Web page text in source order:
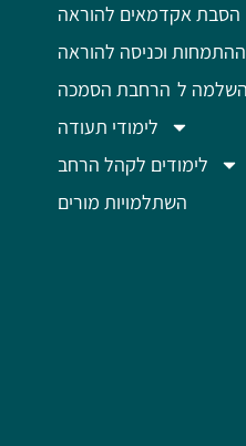
הסבת אקדמאים להוראה
ההתמחות וכניסה להוראה
הרחבת הסמכה
לימודי תעודה
לימודים לקהל הרחב
השתלמויות מורים